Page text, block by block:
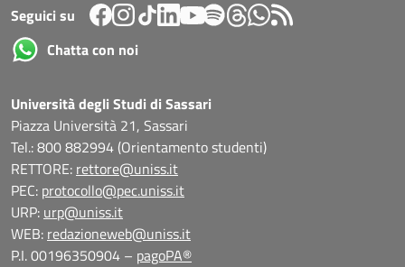
Università degli Studi di Sassari
Piazza Università 21, Sassari
Tel.: 800 882994 (Orientamento studenti)
RETTORE: rettore@uniss.it
PEC: protocollo@pec.uniss.it
URP: urp@uniss.it
WEB: redazioneweb@uniss.it
P.I. 00196350904 – pagoPA®
Seguici su
Chatta con noi